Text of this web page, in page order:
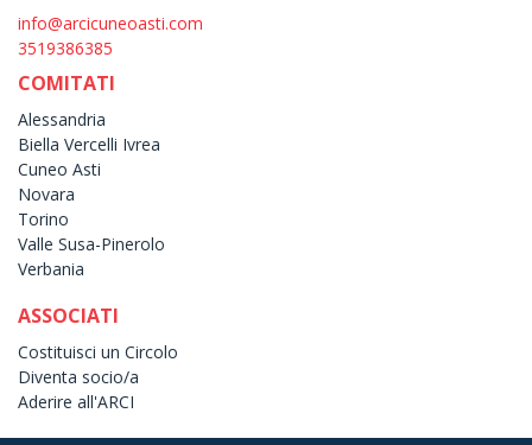
info@arcicuneoasti.com
3519386385
COMITATI
Alessandria
Biella Vercelli Ivrea
Cuneo Asti
Novara
Torino
Valle Susa-Pinerolo
Verbania
ASSOCIATI
Costituisci un Circolo
Diventa socio/a
Aderire all'ARCI